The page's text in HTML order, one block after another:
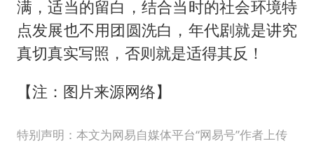
满，适当的留白，结合当时的社会环境特
点发展也不用团圆洗白，年代剧就是讲究
真切真实写照，否则就是适得其反！
【注：图片来源网络】
特别声明：本文为网易自媒体平台“网易号”作者上传